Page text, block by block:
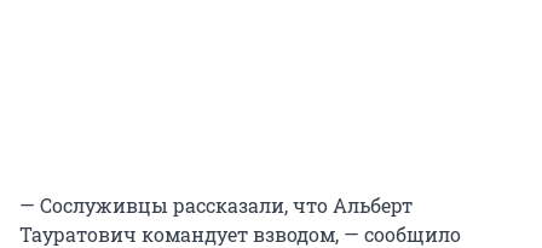
— Сослуживцы рассказали, что Альберт
Тауратович командует взводом, — сообщило